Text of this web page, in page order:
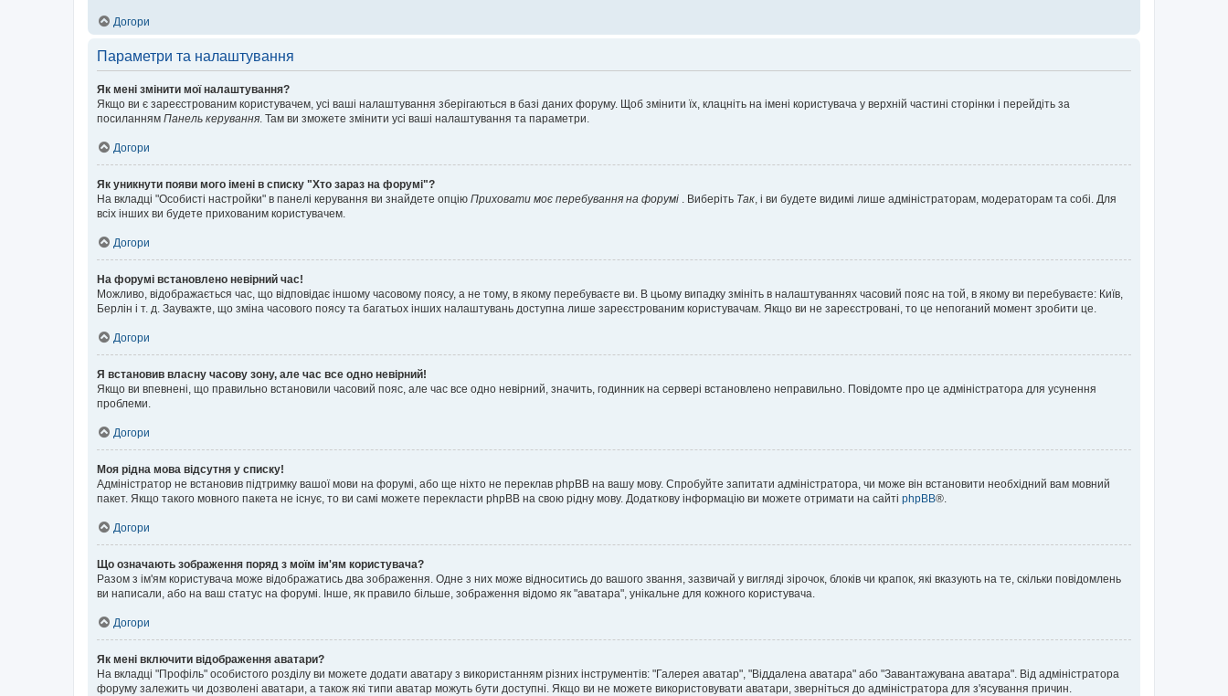
Догори
Параметри та налаштування
Як мені змінити мої налаштування?
Якщо ви є зареєстрованим користувачем, усі ваші налаштування зберігаються в базі даних форуму. Щоб змінити їх, клацніть на імені користувача у верхній частині сторінки і перейдіть за
посиланням Панель керування . Там ви зможете змінити усі ваші налаштування та параметри.
Догори
Як уникнути появи мого імені в списку "Хто зараз на форумі"?
На вкладці "Особисті настройки" в панелі керування ви знайдете опцію Приховати моє перебування на форумі . Виберіть Так , і ви будете видимі лише адміністраторам, модераторам та собі. Для
всіх інших ви будете прихованим користувачем.
Догори
На форумі встановлено невірний час!
Можливо, відображається час, що відповідає іншому часовому поясу, а не тому, в якому перебуваєте ви. В цьому випадку змініть в налаштуваннях часовий пояс на той, в якому ви перебуваєте: Київ,
Берлін і т. д. Зауважте, що зміна часового поясу та багатьох інших налаштувань доступна лише зареєстрованим користувачам. Якщо ви не зареєстровані, то це непоганий момент зробити це.
Догори
Я встановив власну часову зону, але час все одно невірний!
Якщо ви впевнені, що правильно встановили часовий пояс, але час все одно невірний, значить, годинник на сервері встановлено неправильно. Повідомте про це адміністратора для усунення
проблеми.
Догори
Моя рідна мова відсутня у списку!
Адміністратор не встановив підтримку вашої мови на форумі, або ще ніхто не переклав phpBB на вашу мову. Спробуйте запитати адміністратора, чи може він встановити необхідний вам мовний
пакет. Якщо такого мовного пакета не існує, то ви самі можете перекласти phpBB на свою рідну мову. Додаткову інформацію ви можете отримати на сайті phpBB®.
Догори
Що означають зображення поряд з моїм ім'ям користувача?
Разом з ім'ям користувача може відображатись два зображення. Одне з них може відноситись до вашого звання, зазвичай у вигляді зірочок, блоків чи крапок, які вказують на те, скільки повідомлень
ви написали, або на ваш статус на форумі. Інше, як правило більше, зображення відомо як "аватара", унікальне для кожного користувача.
Догори
Як мені включити відображення аватари?
На вкладці "Профіль" особистого розділу ви можете додати аватару з використанням різних інструментів: "Галерея аватар", "Віддалена аватара" або "Завантажувана аватара". Від адміністратора
форуму залежить чи дозволені аватари, а також які типи аватар можуть бути доступні. Якщо ви не можете використовувати аватари, зверніться до адміністратора для з'ясування причин.